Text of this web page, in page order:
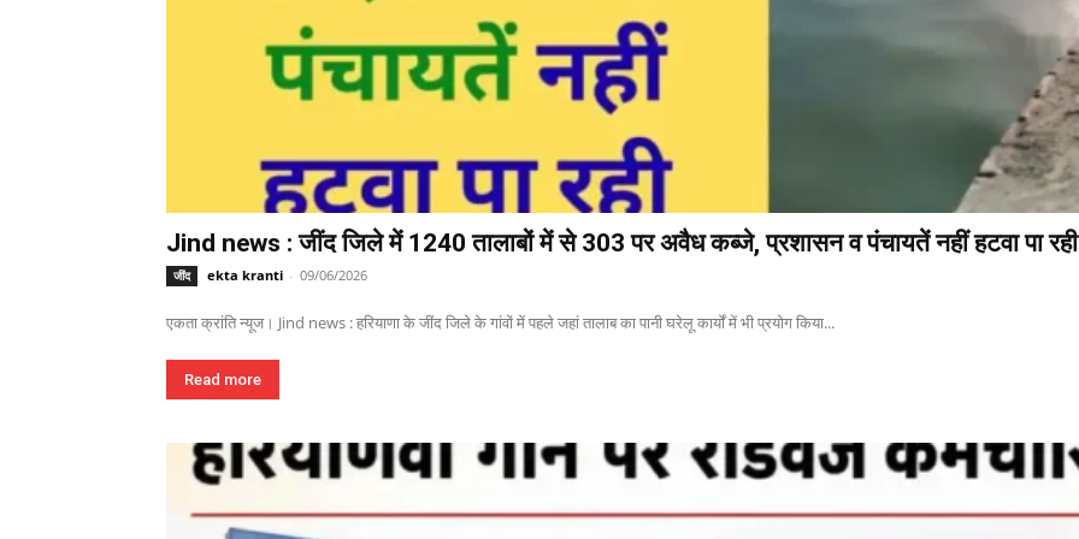
Jind news : जींद जिले में 1240 तालाबों में से 303 पर अवैध कब्जे, प्रशासन व पंचायतें नहीं हटवा पा रही
जींद ekta kranti - 09/06/2026
एकता क्रांति न्यूज। Jind news : हरियाणा के जींद जिले के गांवों में पहले जहां तालाब का पानी घरेलू कार्यों में भी प्रयोग किया...
Read more